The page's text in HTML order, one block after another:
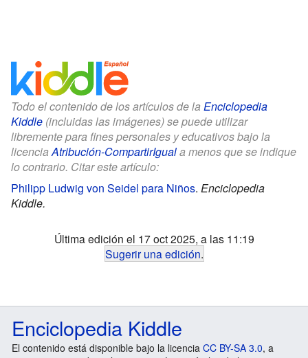
Todo el contenido de los artículos de la Enciclopedia
Kiddle (incluidas las imágenes) se puede utilizar
libremente para fines personales y educativos bajo la
licencia Atribución-CompartirIguala menos que se indique
lo contrario. Citar este artículo:
Philipp Ludwig von Seidel para Niños. Enciclopedia
Kiddle.
Última edición el 17 oct 2025, a las 11:19
Sugerir una edición.
Enciclopedia Kiddle
El contenido está disponible bajo la licencia CC BY-SA 3.0, a